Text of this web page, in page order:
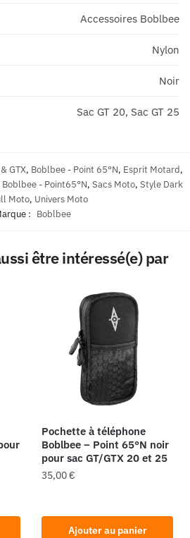
Accessoires Boblbee
Nylon
Noir
Sac GT 20, Sac GT 25
GTX, Boblbee - Point 65°N, Esprit Motard,
Boblbee - Point65°N, Sacs Moto, Style Dark
Moto, Univers Moto
: Boblbee
être intéressé(e) par
Pochette à téléphone
Boblbee – Point 65°N noir
pour sac GT/GTX 20 et 25
35,00€
Ajouter au panier